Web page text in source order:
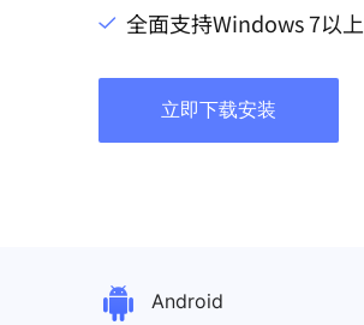
全面支持Windows 7以
立即下载安装
Android